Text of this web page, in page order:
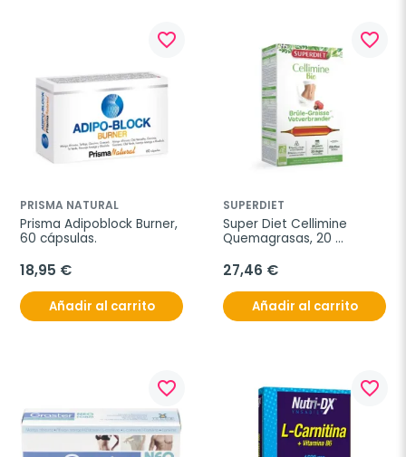
favorite_border
PRISMA NATURAL
Prisma Adipoblock Burner,
60 cápsulas.
18,95 €
Añadir al carrito
favorite_border
SUPERDIET
Super Diet Cellimine
Quemagrasas, 20
27,46 €
Añadir al carrito
favorite_border favorite_border